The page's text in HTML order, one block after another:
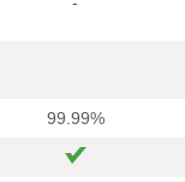
99.99%